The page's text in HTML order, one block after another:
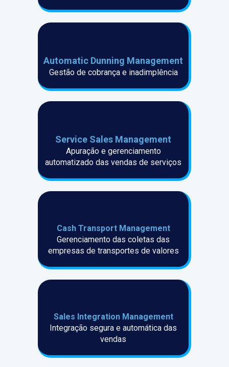
Automatic Dunni ng Management
Gestão de cobrança e inadimplência
Service Sales Management
Apuração e gerenciamento
automatizado das vendas de serviços
Cash Transport Management
Gerenciamento das coletas das
empresas de transportes de valores
Sales Integration Management
Integração segura e automática das
vendas